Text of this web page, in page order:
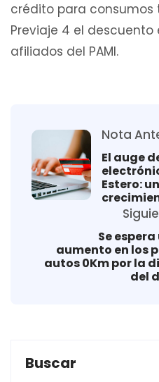
crédito para consumos
Previaje 4 el descuento
afiliados del PAMI.
Nota
El auge
Estero:
Se
aumento en los
autos 0Km por la
del
Buscar